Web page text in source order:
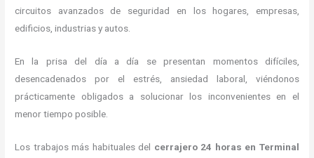
circuitos avanzados de seguridad en los hogares, empresas,
edificios, industrias y autos.
En la prisa del día a día se presentan momentos difíciles,
desencadenados por el estrés, ansiedad laboral, viéndonos
prácticamente obligados a solucionar los inconvenientes en el
menor tiempo posible.
Los trabajos más habituales del cerrajero 24 horas en Terminal